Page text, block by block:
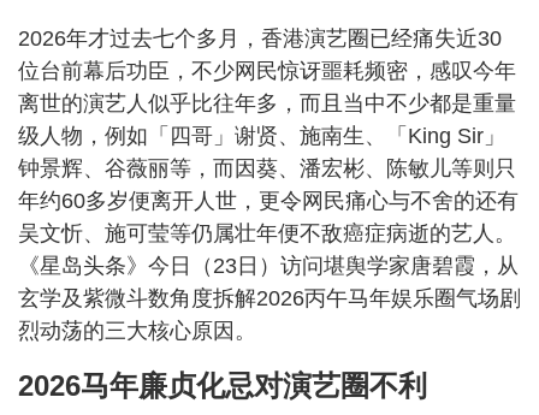
2026年才过去七个多月，香港演艺圈已经痛失近30
位台前幕后功臣，不少网民惊讶噩耗频密，感叹今年
离世的演艺人似乎比往年多，而且当中不少都是重量
级人物，例如「四哥」谢贤、施南生、「King Sir」
钟景辉、谷薇丽等，而因葵、潘宏彬、陈敏儿等则只
年约60多岁便离开人世，更令网民痛心与不舍的还有
吴文忻、施可莹等仍属壮年便不敌癌症病逝的艺人。
《星岛头条》今日（23日）访问堪舆学家唐碧霞，从
玄学及紫微斗数角度拆解2026丙午马年娱乐圈气场剧
烈动荡的三大核心原因。
2026马年廉贞化忌对演艺圈不利